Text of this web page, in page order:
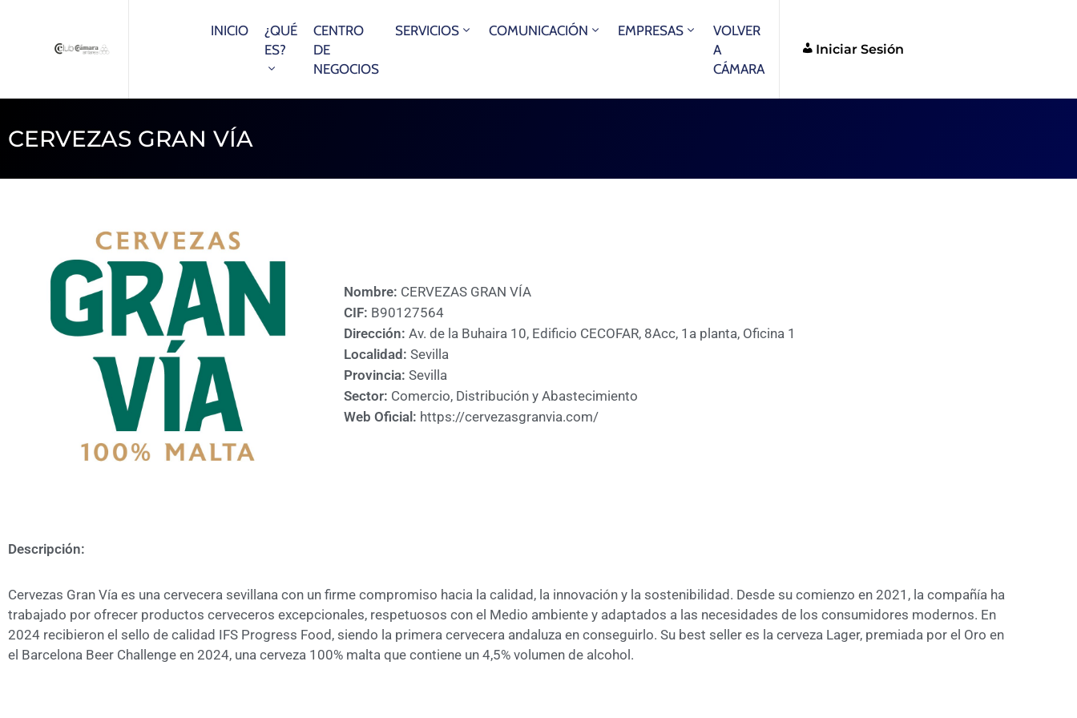
INICIO
¿QUÉ
ES?
CENTRO
DE
NEGOCIOS
SERVICIOS COMUNICACIÓN EMPRESAS
VOLVER
A
CÁMARA
Iniciar Sesión
CERVEZAS GRAN VÍA
Nombre: CERVEZAS GRAN VÍA
CIF: B90127564
Dirección: Av. de la Buhaira 10, Edificio CECOFAR, 8Acc, 1a planta, Oficina 1
Localidad: Sevilla
Provincia: Sevilla
Sector: Comercio, Distribución y Abastecimiento
Web Oficial: https://cervezasgranvia.com/
Descripción:
Cervezas Gran Vía es una cervecera sevillana con un firme compromiso hacia la calidad, la innovación y la sostenibilidad. Desde su comienzo en 2021, la compañía ha
trabajado por ofrecer productos cerveceros excepcionales, respetuosos con el Medio ambiente y adaptados a las necesidades de los consumidores modernos. En
2024 recibieron el sello de calidad IFS Progress Food, siendo la primera cervecera andaluza en conseguirlo. Su best seller es la cerveza Lager, premiada por el Oro en
el Barcelona Beer Challenge en 2024, una cerveza 100% malta que contiene un 4,5% volumen de alcohol.